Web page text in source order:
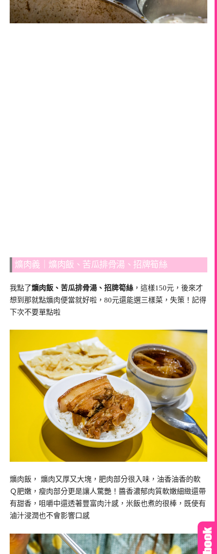
爌肉義｜爌肉飯、苦瓜排骨湯、招牌筍絲
我點了爌肉飯、苦瓜排骨湯、招牌筍絲 ，這樣150元，後來才
想到那就點爌肉便當就好啦，80元還能選三樣菜，失策！記得
下次不要單點啦
爌肉飯， 爌肉又厚又大塊，肥肉部分很入味，油香油香的軟
Ｑ肥嫩，瘦肉部分更是讓人驚艷！醬香濃郁肉質軟嫩細緻還帶
有甜香，咀嚼中還透著豐富肉汁感，米飯也煮的很棒，既使有
滷汁浸潤也不會影響口感